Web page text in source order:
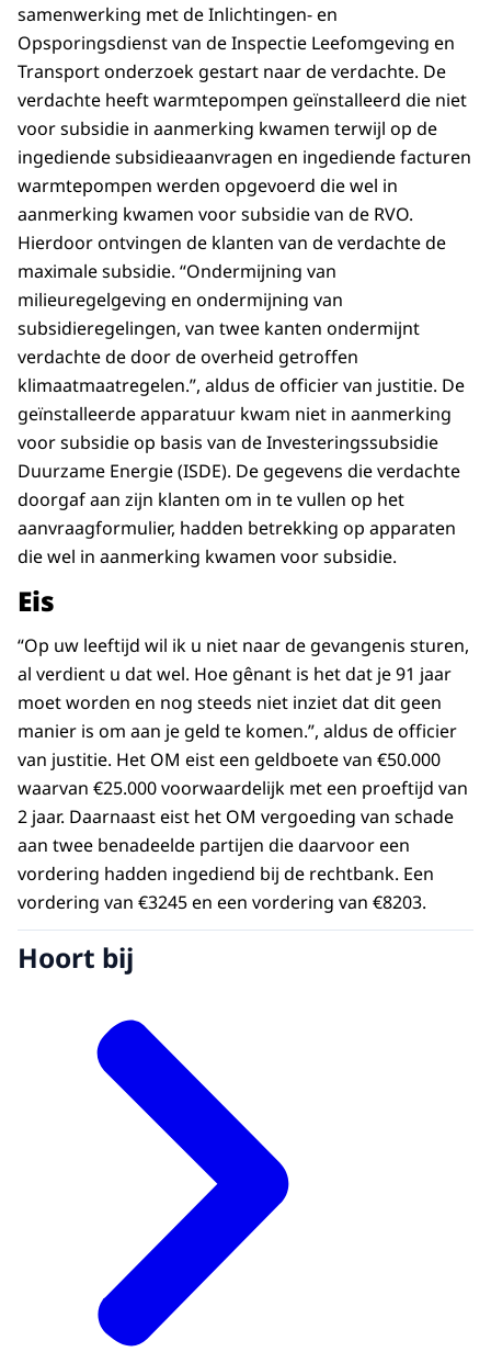
samenwerking met de Inlichtingen- en
Opsporingsdienst van de Inspectie Leefomgeving en
Transport onderzoek gestart naar de verdachte. De
verdachte heeft warmtepompen geïnstalleerd die niet
voor subsidie in aanmerking kwamen terwijl op de
ingediende subsidieaanvragen en ingediende facturen
warmtepompen werden opgevoerd die wel in
aanmerking kwamen voor subsidie van de RVO.
Hierdoor ontvingen de klanten van de verdachte de
maximale subsidie. “Ondermijning van
milieuregelgeving en ondermijning van
subsidieregelingen, van twee kanten ondermijnt
verdachte de door de overheid getroffen
klimaatmaatregelen.”, aldus de officier van justitie. De
geïnstalleerde apparatuur kwam niet in aanmerking
voor subsidie op basis van de Investeringssubsidie
Duurzame Energie (ISDE). De gegevens die verdachte
doorgaf aan zijn klanten om in te vullen op het
aanvraagformulier, hadden betrekking op apparaten
die wel in aanmerking kwamen voor subsidie.
Eis
“Op uw leeftijd wil ik u niet naar de gevangenis sturen,
al verdient u dat wel. Hoe gênant is het dat je 91 jaar
moet worden en nog steeds niet inziet dat dit geen
manier is om aan je geld te komen.”, aldus de officier
van justitie. Het OM eist een geldboete van €50.000
waarvan €25.000 voorwaardelijk met een proeftijd van
2 jaar. Daarnaast eist het OM vergoeding van schade
aan twee benadeelde partijen die daarvoor een
vordering hadden ingediend bij de rechtbank. Een
vordering van €3245 en een vordering van €8203.
Hoort bij